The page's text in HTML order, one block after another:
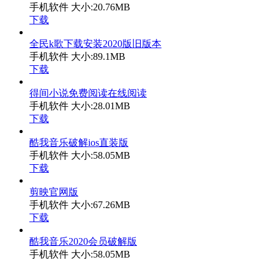
手机软件 大小:20.76MB
下载
全民k歌下载安装2020版旧版本
手机软件 大小:89.1MB
下载
得间小说免费阅读在线阅读
手机软件 大小:28.01MB
下载
酷我音乐破解ios直装版
手机软件 大小:58.05MB
下载
剪映官网版
手机软件 大小:67.26MB
下载
酷我音乐2020会员破解版
手机软件 大小:58.05MB